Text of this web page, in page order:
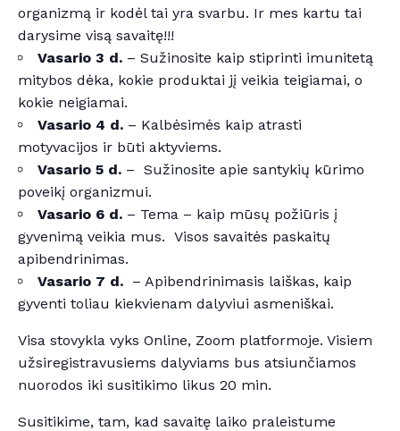
organizmą ir kodėl tai yra svarbu. Ir mes kartu tai
darysime visą savaitę!!!
Vasario 3 d. – Sužinosite kaip stiprinti imunitetą
mitybos dėka, kokie produktai jį veikia teigiamai, o
kokie neigiamai.
Vasario 4 d. – Kalbėsimės kaip atrasti
motyvacijos ir būti aktyviems.
Vasario 5 d. – Sužinosite apie santykių kūrimo
poveikį organizmui.
Vasario 6 d. – Tema – kaip mūsų požiūris į
gyvenimą veikia mus. Visos savaitės paskaitų
apibendrinimas.
Vasario 7 d. – Apibendrinimasis laiškas, kaip
gyventi toliau kiekvienam dalyviui asmeniškai.
Visa stovykla vyks Online, Zoom platformoje. Visiem
užsiregistravusiems dalyviams bus atsiunčiamos
nuorodos iki susitikimo likus 20 min.
Susitikime, tam, kad savaitę laiko praleistume